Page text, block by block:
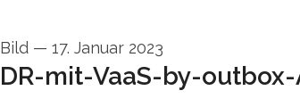
Bild — 17. Januar 2023
DR-mit-VaaS-by-outbox-